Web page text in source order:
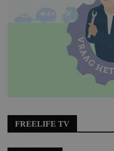
FREELIFE TV